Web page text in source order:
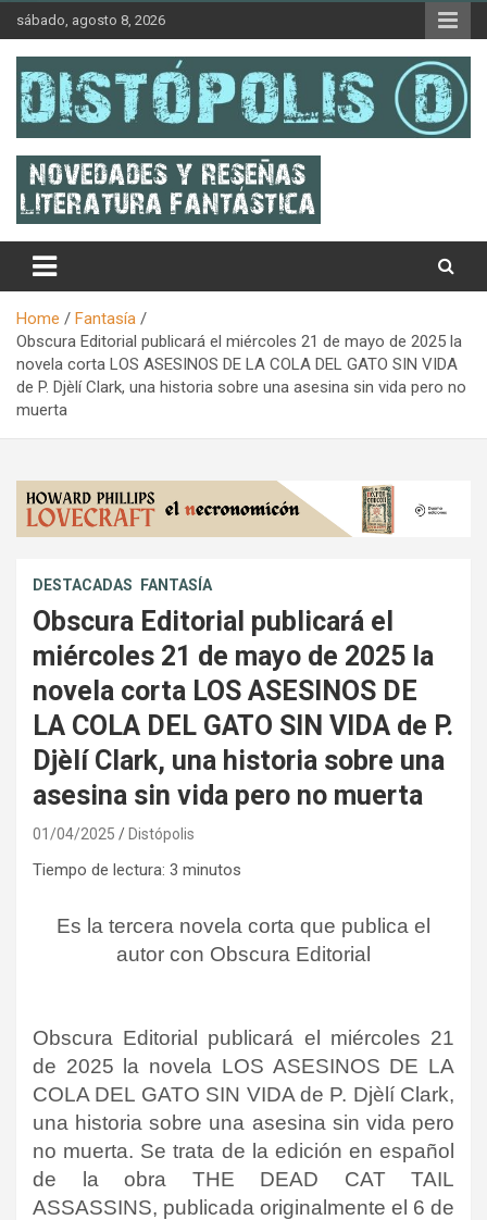
content
sábado, agosto 8, 2026
Distópolis
Home
Fantasía
Obscura Editorial publicará el miércoles 21 de mayo de 2025 la
novela corta LOS ASESINOS DE LA COLA DEL GATO SIN VIDA
de P. Djèlí Clark, una historia sobre una asesina sin vida pero no
muerta
DESTACADAS FANTASÍA
Obscura Editorial publicará el
miércoles 21 de mayo de 2025 la
novela corta LOS ASESINOS DE
LA COLA DEL GATO SIN VIDA de P.
Djèlí Clark, una historia sobre una
asesina sin vida pero no muerta
01/04/2025 Distópolis
Tiempo de lectura: 3 minutos
Es la tercera novela corta que publica el
autor con Obscura Editorial
Obscura Editorial publicará el miércoles 21
de 2025 la novela LOS ASESINOS DE LA
COLA DEL GATO SIN VIDA de P. Djèlí Clark,
una historia sobre una asesina sin vida pero
no muerta. Se trata de la edición en español
de la obra THE DEAD CAT TAIL
ASSASSINS, publicada originalmente el 6 de